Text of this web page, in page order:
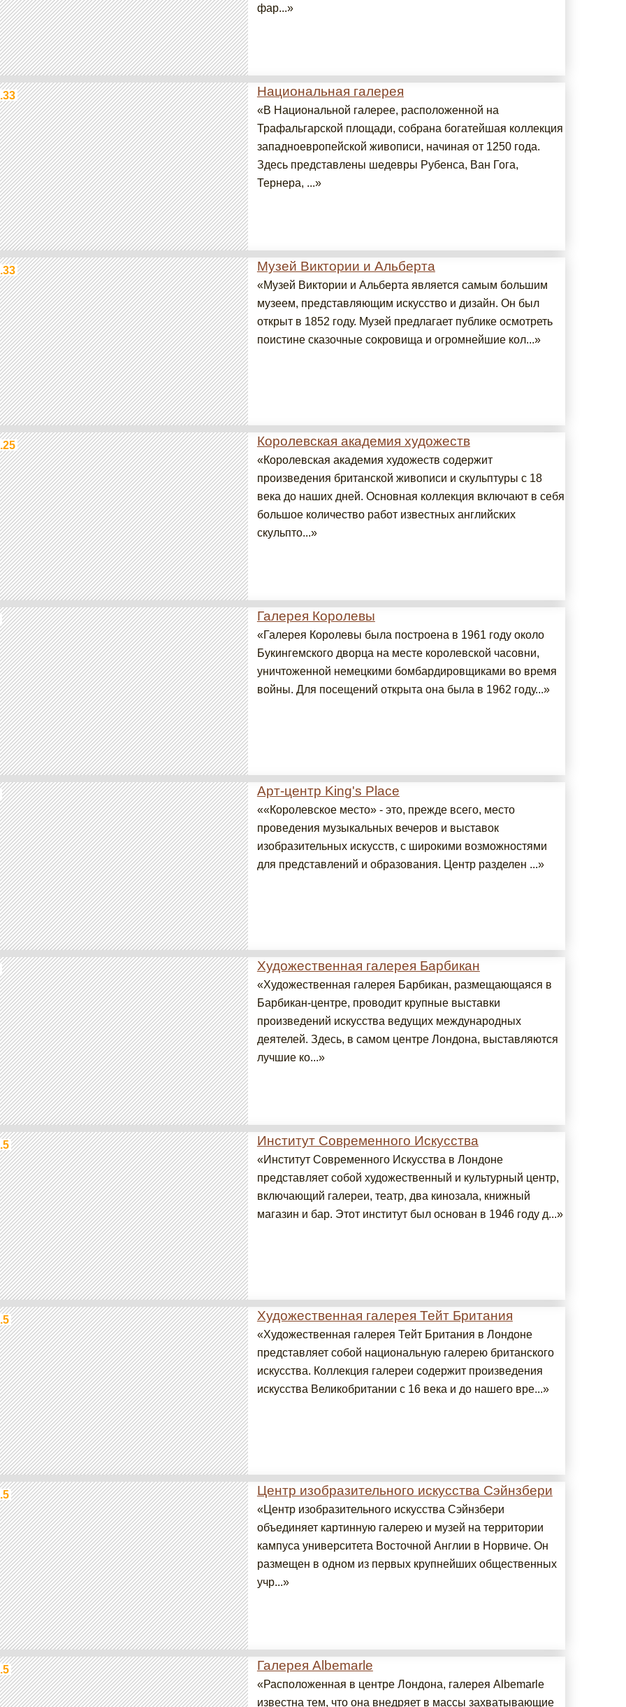
фар...»
Национальная галерея
«В Национальной галерее, расположенной на
Трафальгарской площади, собрана богатейшая коллекция
западноевропейской живописи, начиная от 1250 года.
Здесь представлены шедевры Рубенса, Ван Гога,
Тернера, ...»
Музей Виктории и Альберта
«Музей Виктории и Альберта является самым большим
музеем, представляющим искусство и дизайн. Он был
открыт в 1852 году. Музей предлагает публике осмотреть
поистине сказочные сокровища и огромнейшие кол...»
Королевская академия художеств
«Королевская академия художеств содержит
произведения британской живописи и скульптуры с 18
века до наших дней. Основная коллекция включают в себя
большое количество работ известных английских
скульпто...»
Галерея Королевы
«Галерея Королевы была построена в 1961 году около
Букингемского дворца на месте королевской часовни,
уничтоженной немецкими бомбардировщиками во время
войны. Для посещений открыта она была в 1962 году...»
Арт-центр King's Place
««Королевское место» - это, прежде всего, место
проведения музыкальных вечеров и выставок
изобразительных искусств, с широкими возможностями
для представлений и образования. Центр разделен ...»
Художественная галерея Барбикан
«Художественная галерея Барбикан, размещающаяся в
Барбикан-центре, проводит крупные выставки
произведений искусства ведущих международных
деятелей. Здесь, в самом центре Лондона, выставляются
лучшие ко...»
Институт Современного Искусства
«Институт Современного Искусства в Лондоне
представляет собой художественный и культурный центр,
включающий галереи, театр, два кинозала, книжный
магазин и бар. Этот институт был основан в 1946 году д...»
Художественная галерея Тейт Британия
«Художественная галерея Тейт Британия в Лондоне
представляет собой национальную галерею британского
искусства. Коллекция галереи содержит произведения
искусства Великобритании с 16 века и до нашего вре...»
Центр изобразительного искусства Сэйнзбери
«Центр изобразительного искусства Сэйнзбери
объединяет картинную галерею и музей на территории
кампуса университета Восточной Англии в Норвиче. Он
размещен в одном из первых крупнейших общественных
учр...»
Галерея Albemarle
«Расположенная в центре Лондона, галерея Albemarle
известна тем, что она внедряет в массы захватывающие